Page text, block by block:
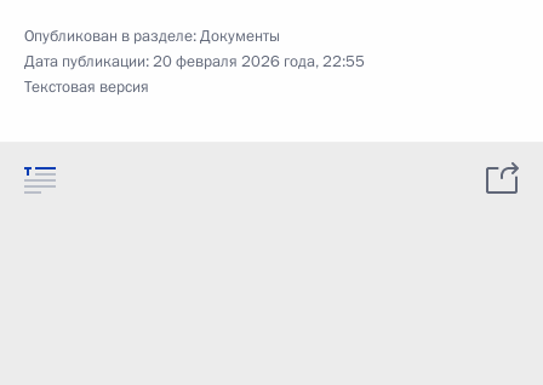
Опубликован в разделе:Документы
Дата публикации:20 февраля 2026 года, 22:55
Текстовая версия